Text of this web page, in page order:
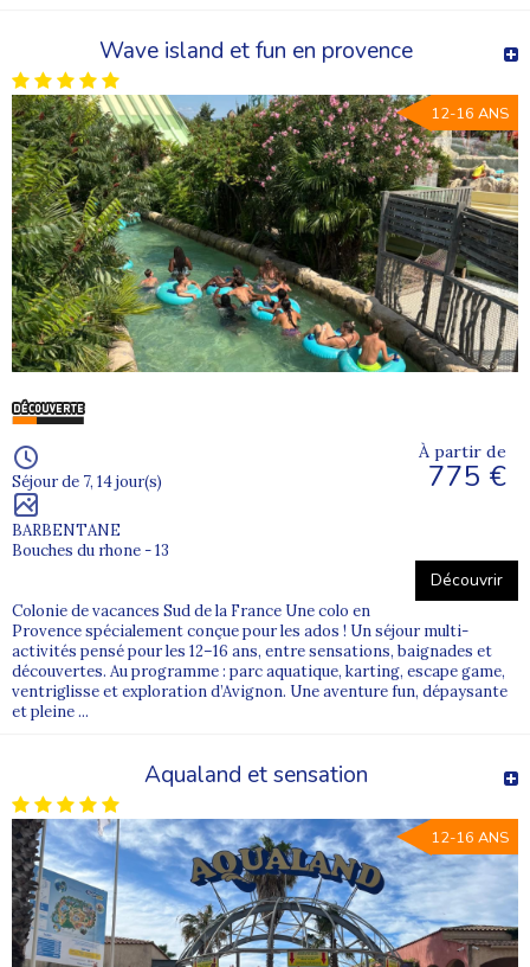
Wave island et fun en provence
12-16 ANS
Séjour de 7, 14 jour(s)
BARBENTANE
Bouches du rhone - 13
À partir de
775 €
Découvrir
Colonie de vacances Sud de la France Une colo en
Provence spécialement conçue pour les ados ! Un séjour multi-
activités pensé pour les 12–16 ans, entre sensations, baignades et
découvertes. Au programme : parc aquatique, karting, escape game,
ventriglisse et exploration d’Avignon. Une aventure fun, dépaysante
et pleine ...
Aqualand et sensation
12-16 ANS